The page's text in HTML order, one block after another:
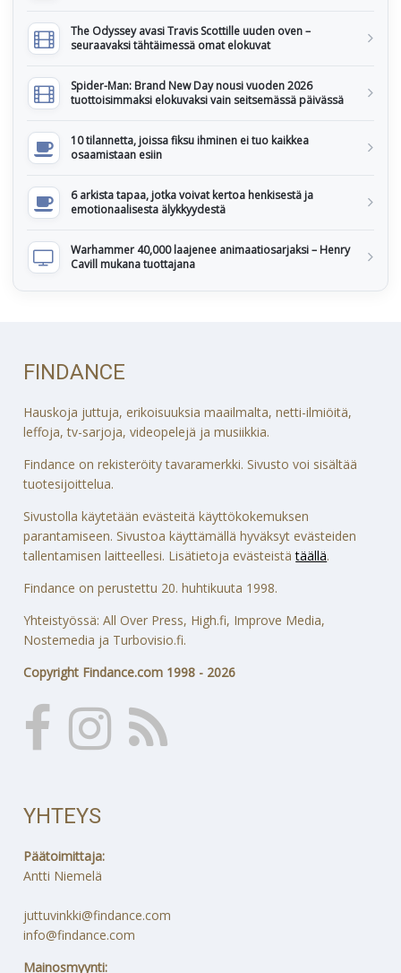
The Odyssey avasi Travis Scottille uuden oven –
seuraavaksi tähtäimessä omat elokuvat
Spider-Man: Brand New Day nousi vuoden 2026
tuottoisimmaksi elokuvaksi vain seitsemässä päivässä
10 tilannetta, joissa fiksu ihminen ei tuo kaikkea
osaamistaan esiin
6 arkista tapaa, jotka voivat kertoa henkisestä ja
emotionaalisesta älykkyydestä
Warhammer 40,000 laajenee animaatiosarjaksi – Henry
Cavill mukana tuottajana
FINDANCE
Hauskoja juttuja, erikoisuuksia maailmalta, netti-ilmiöitä,
leffoja, tv-sarjoja, videopelejä ja musiikkia.
Findance on rekisteröity tavaramerkki. Sivusto voi sisältää
tuotesijoittelua.
Sivustolla käytetään evästeitä käyttökokemuksen
parantamiseen. Sivustoa käyttämällä hyväksyt evästeiden
tallentamisen laitteellesi. Lisätietoja evästeistätäällä.
Findance on perustettu 20. huhtikuuta 1998.
Yhteistyössä: All Over Press, High.fi, Improve Media,
Nostemedia ja Turbovisio.fi.
Copyright Findance.com 1998 - 2026
YHTEYS
Päätoimittaja:
Antti Niemelä
juttuvinkki@findance.com
info@findance.com
Mainosmyynti: